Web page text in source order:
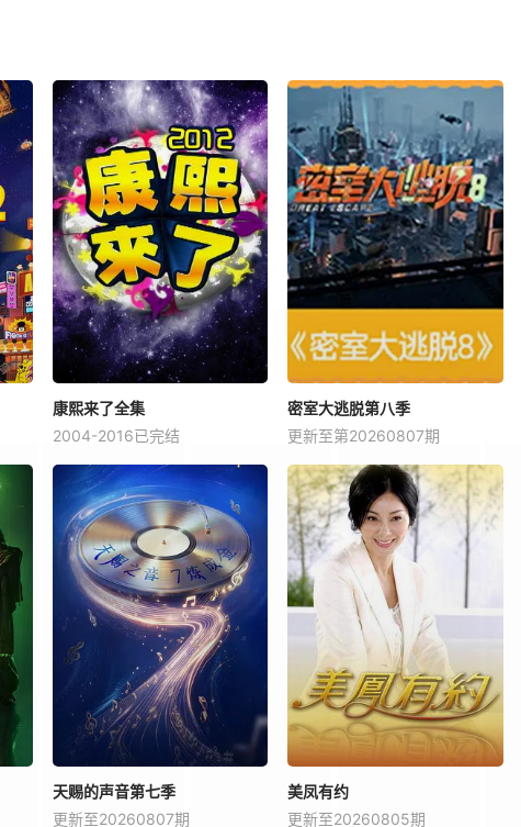
康熙来了全集
2004-2016已完结
密室大逃脱第八季
更新至第20260807期
天赐的声音第七季
更新至20260807期
美凤有约
更新至20260805期